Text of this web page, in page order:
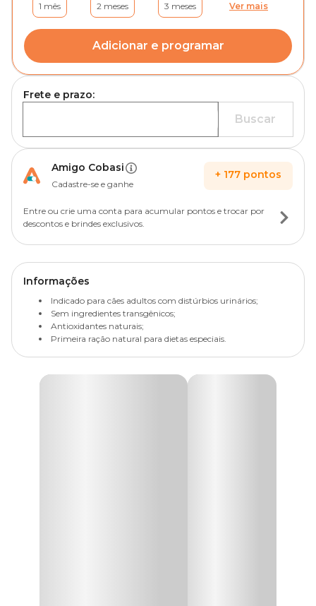
1 mês 2 meses 3 meses Ver mais
Adicionar e programar
Frete e prazo:
Buscar
Amigo Cobasi
Cadastre-se e ganhe
+ 177 pontos
Entre ou crie uma conta para acumular pontos e trocar por
descontos e brindes exclusivos.
Informações
Indicado para cães adultos com distúrbios urinários;
Sem ingredientes transgênicos;
Antioxidantes naturais;
Primeira ração natural para dietas especiais.